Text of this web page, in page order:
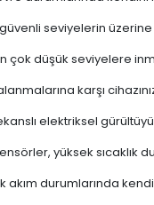
seviyelerin üzerine
çok düşük seviyelere
karşı
elektriksel
yüksek sıcaklık
akım durumlarında